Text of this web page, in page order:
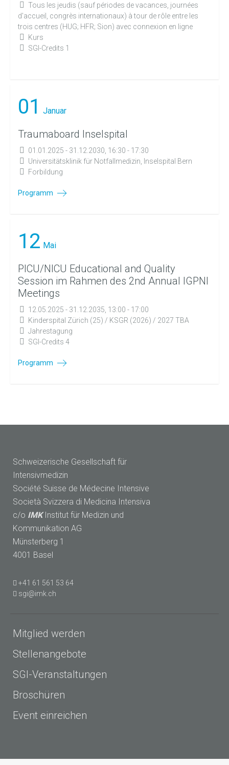
Tous les jeudis (sauf périodes de vacances, journées
d'accueil, congrès internationaux) à tour de rôle entre les
trois centres (HUG; HFR; Sion) avec connexion en ligne
Kurs
SGI-Credits 1
01Januar
Traumaboard Inselspital
01.01.2025 - 31.12.2030, 16:30 - 17:30
Universitätsklinik für Notfallmedizin, Inselspital Bern
Forbildung
Programm
12Mai
PICU/NICU Educational and Quality
Session im Rahmen des 2nd Annual IGPNI
Meetings
12.05.2025 - 31.12.2035, 13:00 - 17:00
Kinderspital Zürich (25) / KSGR (2026) / 2027 TBA
Jahrestagung
SGI-Credits 4
Programm
Schweizerische Gesellschaft für
Intensivmedizin
Société Suisse de Médecine Intensive
Società Svizzera di Medicina Intensiva
c/o IMKInstitut für Medizin und
Kommunikation AG
Münsterberg 1
4001 Basel
+41 61 561 53 64
sgi@imk.ch
Mitglied werden
Stellenangebote
SGI-Veranstaltungen
Broschüren
Event einreichen